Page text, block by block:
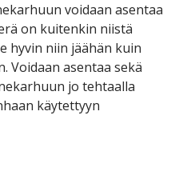
voidaan asentaa
on kuitenkin niistä
hyvin niin jäähän kuin
Voidaan asentaa sekä
jo tehtaalla
käytettyyn